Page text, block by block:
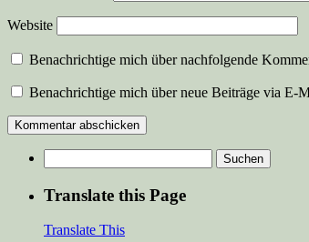
Website
Benachrichtige mich über nachfolgende
Benachrichtige mich über neue Beiträge via E-
nach:
Translate this Page
Translate This